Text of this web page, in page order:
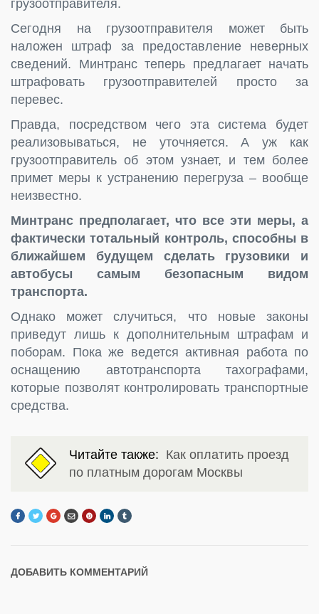
грузоотправителя.
Сегодня на грузоотправителя может быть
наложен штраф за предоставление неверных
сведений. Минтранс теперь предлагает начать
штрафовать грузоотправителей просто за
перевес.
Правда, посредством чего эта система будет
реализовываться, не уточняется. А уж как
грузоотправитель об этом узнает, и тем более
примет меры к устранению перегруза – вообще
неизвестно.
Минтранс предполагает, что все эти меры, а
фактически тотальный контроль, способны в
ближайшем будущем сделать грузовики и
автобусы самым безопасным видом
транспорта.
Однако может случиться, что новые законы
приведут лишь к дополнительным штрафам и
поборам. Пока же ведется активная работа по
оснащению автотранспорта тахографами,
которые позволят контролировать транспортные
средства.
Читайте также: Как оплатить проезд
по платным дорогам Москвы
ДОБАВИТЬ КОММЕНТАРИЙ